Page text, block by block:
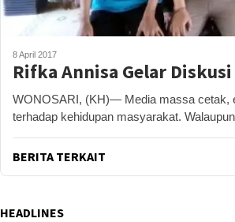
8 April 2017
Rifka Annisa Gelar
WONOSARI, (KH)— Media massa cetak,
terhadap kehidupan masyarakat.
BERITA TERKAIT
HEADLINES